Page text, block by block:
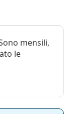
mensili,
le